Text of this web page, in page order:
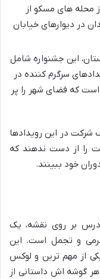
محله های مسکو از
در دیوارهای خیابان
این جشنواره شامل
سرگرم کننده در
که فضای شهر را پر
شرکت در این رویدادها
را از دست ندهند که
خود ببینند.
بر روی نقشه، یک
و تجمل است. این
از مهم ترین و لوکس
گوشه اش داستانی از